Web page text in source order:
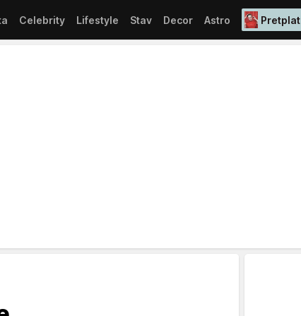
Celebrity Lifestyle Stav Decor Astro